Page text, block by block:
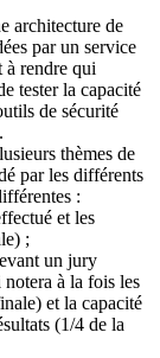
architecture de
par un service
rendre qui
tester la capacité
de sécurité
thèmes de
par les différents
:
et les
;
un jury
à la fois les
et la capacité
(1/4 de la